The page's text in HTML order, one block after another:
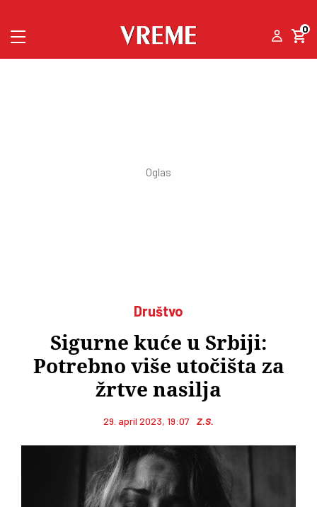
0
Društvo
Sigurne kuće u Srbiji:
Potrebno više utočišta za
žrtve nasilja
29. april 2023, 19:07 Z.S.